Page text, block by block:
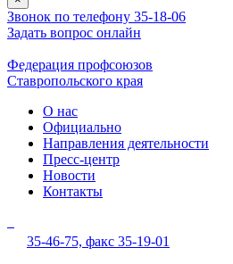
Звонок по телефону 35-18-06
Задать вопрос онлайн
Федерация профсоюзов
Ставропольского края
О нас
Официально
Направления деятельности
Пресс-центр
Новости
Контакты
35-46-75, факс 35-19-01